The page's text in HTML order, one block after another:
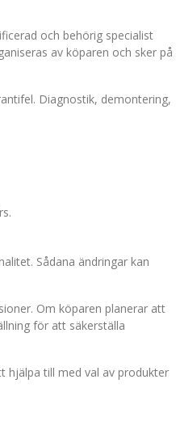
och behörig specialist
av köparen och sker på
Diagnostik, demontering,
Sådana ändringar kan
Om köparen planerar att
för att säkerställa
hjälpa till med val av produkter